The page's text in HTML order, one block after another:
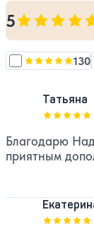
5Оценка,
Оценка, 130
Татьяна
Оценка,
Благодарю
приятным
Оценка,